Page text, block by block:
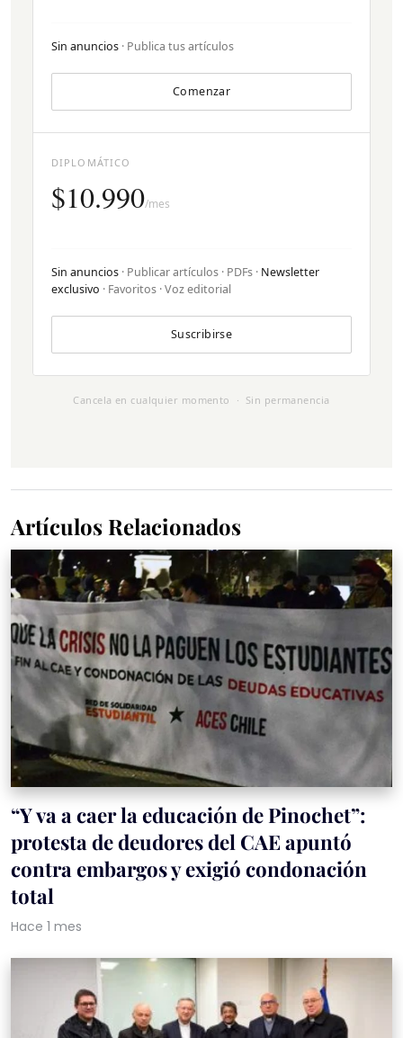
Sin anuncios · Publica tus artículos
Comenzar
DIPLOMÁTICO
$10.990/mes
Sin anuncios · Publicar artículos · PDFs · Newsletter
exclusivo · Favoritos · Voz editorial
Suscribirse
Cancela en cualquier momento · Sin permanencia
Artículos Relacionados
“Y va a caer la educación de Pinochet”:
protesta de deudores del CAE apuntó
contra embargos y exigió condonación
total
Hace 1 mes